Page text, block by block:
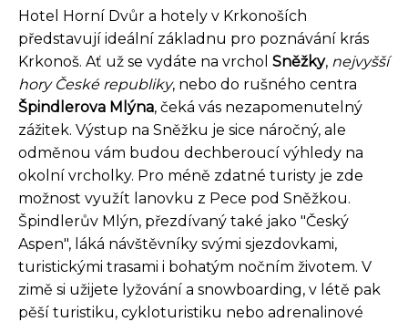
Hotel Horní Dvůr a hotely v Krkonoších
představují ideální základnu pro poznávání krás
Krkonoš. Ať už se vydáte na vrchol Sněžky, nejvyšší
hory České republiky, nebo do rušného centra
Špindlerova Mlýna, čeká vás nezapomenutelný
zážitek. Výstup na Sněžku je sice náročný, ale
odměnou vám budou dechberoucí výhledy na
okolní vrcholky. Pro méně zdatné turisty je zde
možnost využít lanovku z Pece pod Sněžkou.
Špindlerův Mlýn, přezdívaný také jako "Český
Aspen", láká návštěvníky svými sjezdovkami,
turistickými trasami i bohatým nočním životem. V
zimě si užijete lyžování a snowboarding, v létě pak
pěší turistiku, cykloturistiku nebo adrenalinové